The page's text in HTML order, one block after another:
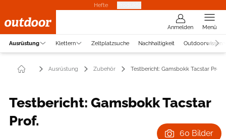
Hefte
Anmelden Menü
Ausrüstung Klettern Zeltplatzsuche Nachhaltigkeit Outdoorwissen
Ausrüstung Zubehör Testbericht: Gamsbokk Tacstar Prof.
Testbericht: Gamsbokk Tacstar
Prof.
60 Bilder